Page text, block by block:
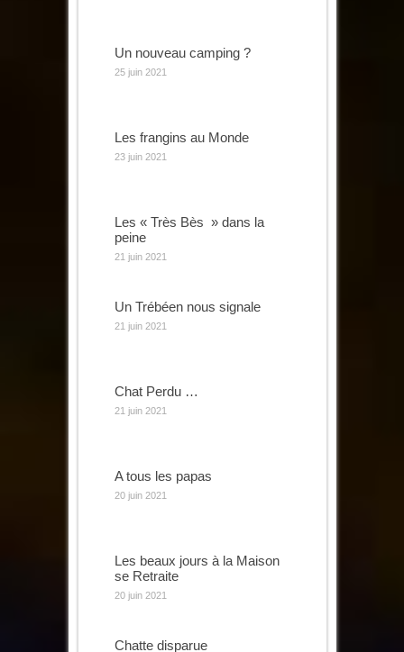
Un nouveau camping ?
25 juin 2021
Les frangins au Monde
23 juin 2021
Les « Très Bès » dans la
peine
21 juin 2021
Un Trébéen nous signale
21 juin 2021
Chat Perdu …
21 juin 2021
A tous les papas
20 juin 2021
Les beaux jours à la Maison
se Retraite
20 juin 2021
Chatte disparue